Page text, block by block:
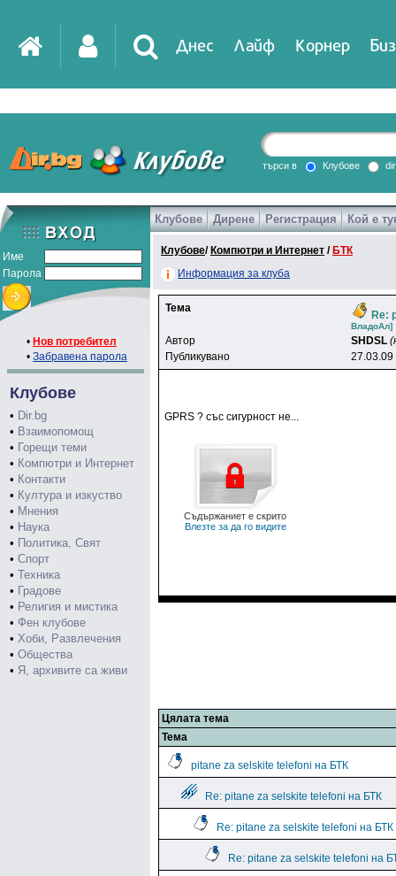
Днес Лайф Корнер
DirTV Impressio
Games
търси в Клубове
Име
Парола
• Нов потребител
• Забравена парола
Клубове
• Dir.bg
• Взаимопомощ
• Горещи теми
• Компютри и Интернет
• Контакти
• Култура и изкуство
• Мнения
• Наука
• Политика, Свят
• Спорт
• Техника
• Градове
• Религия и мистика
• Фен клубове
• Хоби, Развлечения
• Общества
• Я, архивите са живи
Клубове Дирене Регистрация Кой е
Клубове/ Компютри и Интернет / БТК
Информация за клуба
Тема
Re:
BлaдoAл]
Автор SHDSL
Публикувано
27.03.09
GPRS ? със сигурност не...
Съдържаниет е скрито
Влезте за да го видите
Цялата тема
Тема
pitane za selskite telefoni на БТК
Re: pitane za selskite telefoni на БТК
Re: pitane za selskite telefoni на БТК
Re: pitane za selskite telefoni на